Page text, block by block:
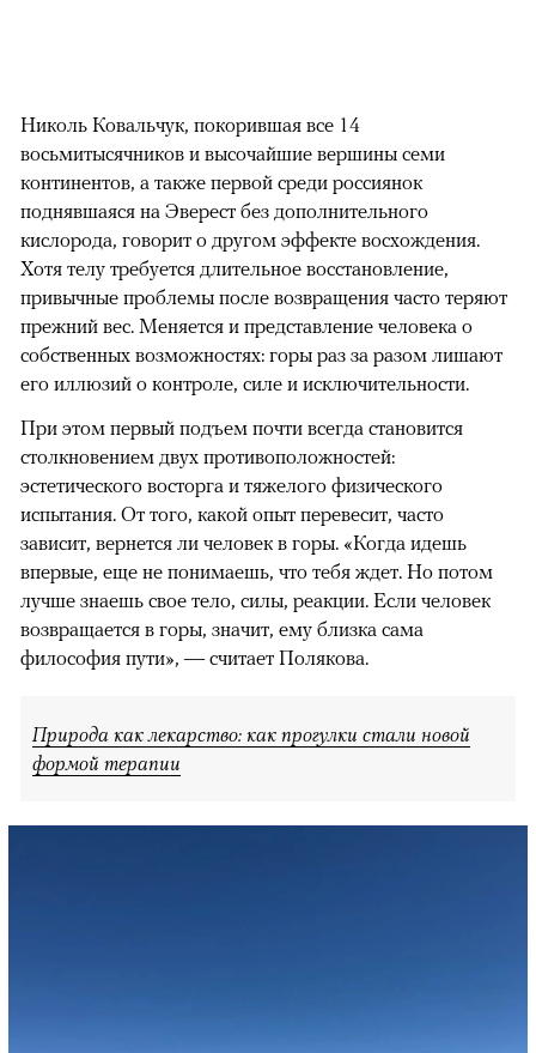
Николь Ковальчук, покорившая все 14
восьмитысячников и высочайшие вершины семи
континентов, а также первой среди россиянок
поднявшаяся на Эверест без дополнительного
кислорода, говорит о другом эффекте восхождения.
Хотя телу требуется длительное восстановление,
привычные проблемы после возвращения часто теряют
прежний вес. Меняется и представление человека о
собственных возможностях: горы раз за разом лишают
его иллюзий о контроле, силе и исключительности.
При этом первый подъем почти всегда становится
столкновением двух противоположностей:
эстетического восторга и тяжелого физического
испытания. От того, какой опыт перевесит, часто
зависит, вернется ли человек в горы. «Когда идешь
впервые, еще не понимаешь, что тебя ждет. Но потом
лучше знаешь свое тело, силы, реакции. Если человек
возвращается в горы, значит, ему близка сама
философия пути», — считает Полякова.
Природа как лекарство: как прогулки стали новой
формой терапии